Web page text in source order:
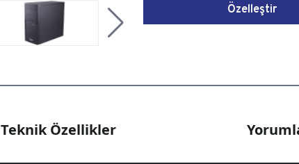
Özelleştir
Teknik Özellikler